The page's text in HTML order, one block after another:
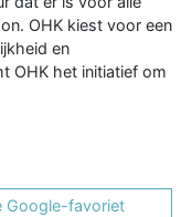
OHK kiest voor een
en
OHK het initiatief om
Google-favoriet